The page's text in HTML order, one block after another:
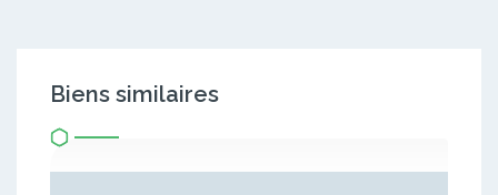
Biens similaires